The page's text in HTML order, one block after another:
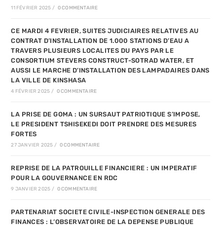
11 FÉVRIER 2025 / 0 COMMENTAIRE
CE MARDI 4 FEVRIER, SUITES JUDICIAIRES RELATIVES AU
CONTRAT D’INSTALLATION DE 1.000 STATIONS D’EAU A
TRAVERS PLUSIEURS LOCALITES DU PAYS PAR LE
CONSORTIUM STEVERS CONSTRUCT-SOTRAD WATER, ET
AUSSI LE MARCHE D’INSTALLATION DES LAMPADAIRES DANS
LA VILLE DE KINSHASA
4 FÉVRIER 2025 / 0 COMMENTAIRE
LA PRISE DE GOMA : UN SURSAUT PATRIOTIQUE S’IMPOSE,
LE PRESIDENT TSHISEKEDI DOIT PRENDRE DES MESURES
FORTES
27 JANVIER 2025 / 0 COMMENTAIRE
REPRISE DE LA PATROUILLE FINANCIERE : UN IMPERATIF
POUR LA GOUVERNANCE EN RDC
9 JANVIER 2025 / 0 COMMENTAIRE
PARTENARIAT SOCIETE CIVILE-INSPECTION GENERALE DES
FINANCES : L’OBSERVATOIRE DE LA DEPENSE PUBLIQUE